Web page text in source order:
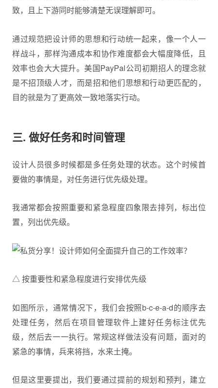
致，且上下游同时能够清楚无误理解即可。
通过规范把设计师的思想和行动统一起来，像一个人一
样战斗，那样沟通成本和协作难度都会大幅度降低，且
效率也会大大提升。美国PayPal公司初期招人的理念就
是不招顶级人才，而是招和他们思想和行动更匹配的，
目的就是为了更高效一致地落实行动。
三. 做好任务和时间管理
设计人员很多时候都是多任务处理的状态。这个时候首
要做的事情是，对任务进行优先级处理。
我通常都会按照重要和紧急程度四象限去排列，标出位
置，列出优先级。
△ 按重要性和紧急程度进行安排优先级
如图所示，通常情况下，我们会按照b-c-e-a-d的顺序去
处理任务，然后在项目管理软件上建好任务标注优先
级，然后去一一执行。常规这样做法没有问题，面对的
紧急的事情，兵来将挡，水来土掩。
但是这里要提出，我们要通过提前的规划和预判，建立